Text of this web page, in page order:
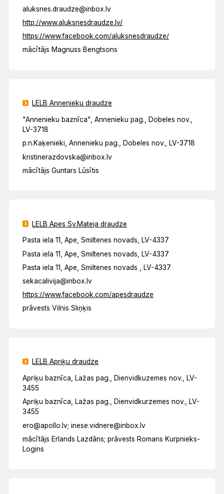
aluksnes.draudze@inbox.lv
http://www.aluksnesdraudze.lv/
https://www.facebook.com/aluksnesdraudze/
mācītājs Magnuss Bengtsons
LELB Annenieku draudze
"Annenieku baznīca", Annenieku pag., Dobeles nov.,
LV-3718
p.n.Kaķenieki, Annenieku pag., Dobeles nov., LV-3718
kristinerazdovska@inbox.lv
mācītājs Guntars Lūsītis
LELB Apes Sv.Mateja draudze
Pasta iela 11, Ape, Smiltenes novads, LV-4337
Pasta iela 11, Ape, Smiltenes novads, LV-4337
Pasta iela 11, Ape, Smiltenes novads , LV-4337
sekacalivija@inbox.lv
https://www.facebook.com/apesdraudze
prāvests Vilnis Sliņķis
LELB Apriķu draudze
Apriķu baznīca, Lažas pag., Dienvidkuzemes nov., LV-
3455
Apriķu baznīca, Lažas pag., Dienvidkurzemes nov., LV-
3455
ero@apollo.lv; inese.vidnere@inbox.lv
mācītājs Erlands Lazdāns; prāvests Romans Kurpnieks-
Logins